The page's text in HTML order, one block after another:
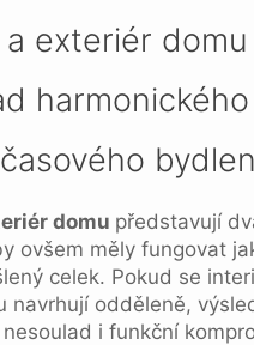
exteriér domu
harmonického
domu představují
ovšem měly fungovat
celek. Pokud se
navrhují odděleně,
i funkční